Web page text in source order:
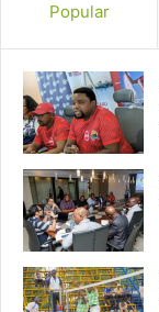
Popular